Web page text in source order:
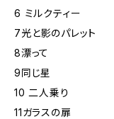
6 ミルクティー
7光と影のパレット
8漂って
9同じ星
10 二人乗り
11ガラスの扉